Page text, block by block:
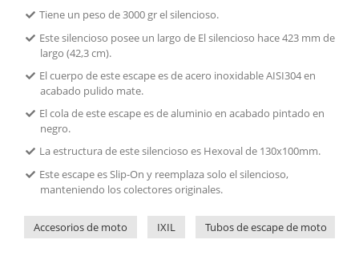
Tiene un peso de 3000 gr el silencioso.
Este silencioso posee un largo de El silencioso hace 423 mm de
largo (42,3 cm).
El cuerpo de este escape es de acero inoxidable AISI304 en
acabado pulido mate.
El cola de este escape es de aluminio en acabado pintado en
negro.
La estructura de este silencioso es Hexoval de 130x100mm.
Este escape es Slip-On y reemplaza solo el silencioso,
manteniendo los colectores originales.
Accesorios de moto IXIL Tubos de escape de moto